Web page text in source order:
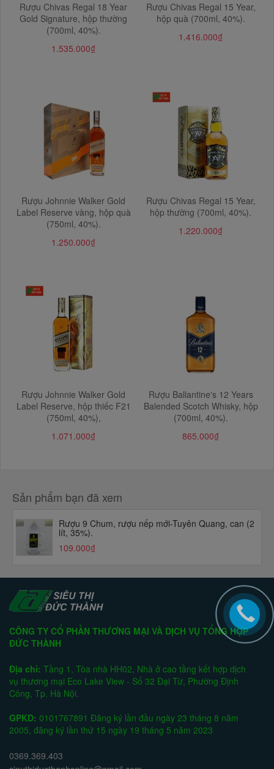
Rượu Chivas Regal 18 Year
Gold Signature, hộp thường
(700ml, 40%).
1.535.000₫
Rượu Chivas Regal 15 Year,
hộp quà (700ml, 40%).
1.416.000₫
Rượu Johnnie Walker Gold
Label Reserve vàng, hộp quà
(750ml, 40%).
1.250.000₫
Rượu Chivas Regal 15 Year,
hộp thường (700ml, 40%).
1.220.000₫
Rượu Johnnie Walker Gold
Label Reserve, hộp thiếc F21
(750ml, 40%),
1.071.000₫
Rượu Ballantine's 12 Years
Balended Scotch Whisky, hộp
(700ml, 40%).
865.000₫
Sản phẩm bạn đã xem
Rượu 9 Chum, rượu nếp mới-Tuyên Quang, can (2
lít, 35%).
109.000₫
CÔNG TY CỔ PHẦN THƯƠNG MẠI VÀ DỊCH VỤ TỔNG HỢP
ĐỨC THÀNH
Địa chỉ: Tầng 1, Tòa nhà HH02, Nhà ở cao tầng kết hợp dịch
vụ thương mại Eco Lake View - Số 32 Đại Từ, Phường Định
Công, Tp. Hà Nội.
GPKD: 0101767891 Đăng ký lần đầu ngày 23 tháng 8 năm
2005, đăng ký lần thứ 15 ngày 19 tháng 5 năm 2023
0369.369.403